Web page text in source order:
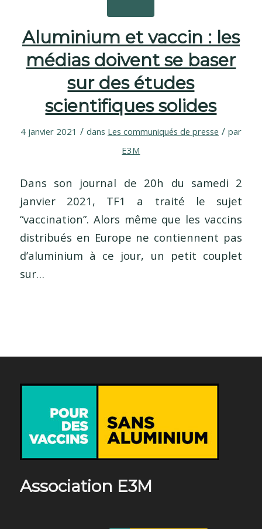
Aluminium et vaccin : les
médias doivent se baser
sur des études
scientifiques solides
4 janvier 2021 / dans Les communiqués de presse / par
E3M
Dans son journal de 20h du samedi 2
janvier 2021, TF1 a traité le sujet
“vaccination”. Alors même que les vaccins
distribués en Europe ne contiennent pas
d’aluminium à ce jour, un petit couplet
sur…
Association E3M